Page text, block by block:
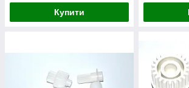
Купити